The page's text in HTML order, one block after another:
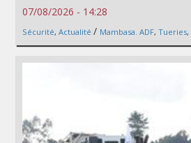
07/08/2026 - 14:28
Sécurité, Actualité / Mambasa. ADF, Tueries,